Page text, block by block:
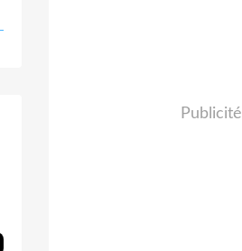
Publicité